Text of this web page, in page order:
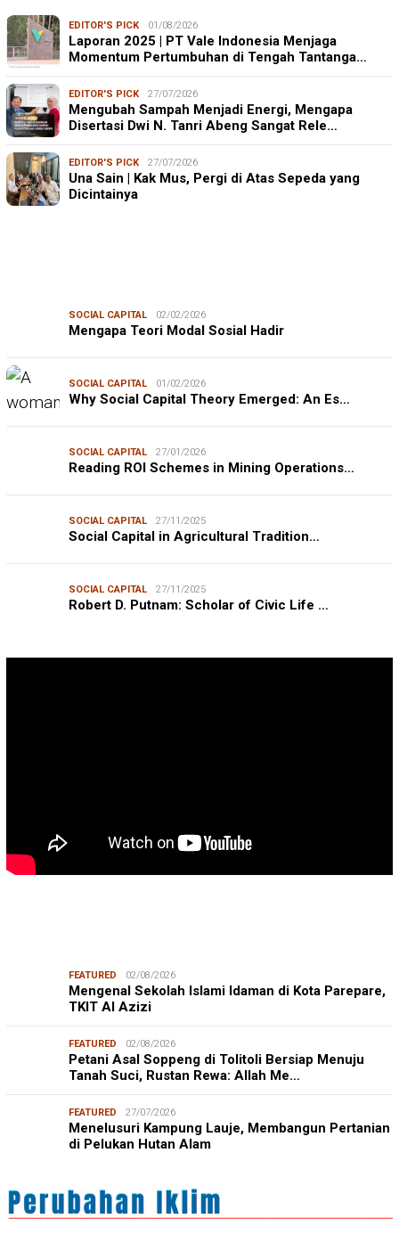
EDITOR'S PICK 01/08/2026
Laporan 2025 | PT Vale Indonesia Menjaga
Momentum Pertumbuhan di Tengah Tantanga…
EDITOR'S PICK 27/07/2026
Mengubah Sampah Menjadi Energi, Mengapa
Disertasi Dwi N. Tanri Abeng Sangat Rele…
EDITOR'S PICK 27/07/2026
Una Sain | Kak Mus, Pergi di Atas Sepeda yang
Dicintainya
SOCIAL CAPITAL 02/02/2026
Mengapa Teori Modal Sosial Hadir
SOCIAL CAPITAL 01/02/2026
Why Social Capital Theory Emerged: An Es…
SOCIAL CAPITAL 27/01/2026
Reading ROI Schemes in Mining Operations…
SOCIAL CAPITAL 27/11/2025
Social Capital in Agricultural Tradition…
SOCIAL CAPITAL 27/11/2025
Robert D. Putnam: Scholar of Civic Life …
FEATURED 02/08/2026
Mengenal Sekolah Islami Idaman di Kota Parepare,
TKIT Al Azizi
FEATURED 02/08/2026
Petani Asal Soppeng di Tolitoli Bersiap Menuju
Tanah Suci, Rustan Rewa: Allah Me…
FEATURED 27/07/2026
Menelusuri Kampung Lauje, Membangun Pertanian
di Pelukan Hutan Alam